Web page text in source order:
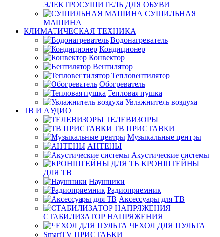
ЭЛЕКТРОСУШИТЕЛЬ ДЛЯ ОБУВИ
СУШИЛЬНАЯ
МАШИНА
КЛИМАТИЧЕСКАЯ ТЕХНИКА
Водонагреватель
Кондиционер
Конвектор
Вентилятор
Тепловентилятор
Обогреватель
Тепловая пушка
Увлажнитель воздуха
ТВ И AУДИО
ТЕЛЕВИЗОРЫ
ТВ ПРИСТАВКИ
Музыкальные центры
АНТЕНЫ
Акустические системы
КРОНШТЕЙНЫ
ДЛЯ ТВ
Наушники
Радиоприемник
Аксессуары для ТВ
СТАБИЛИЗАТОР НАПРЯЖЕНИЯ
ЧЕХОЛ ДЛЯ ПУЛЬТА
SmartTV ПРИСТАВКИ